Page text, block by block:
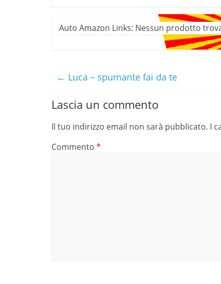
Auto Amazon Links: Nessun prodotto
← Luca – spumante fai da te
Lascia un commento
Il tuo indirizzo email non sarà pubblicato. I
Commento *